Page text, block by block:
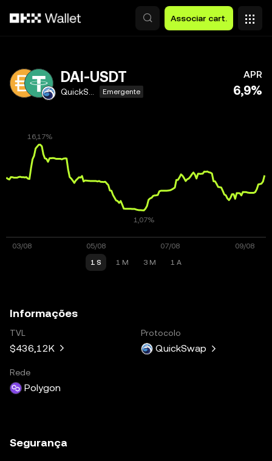
Associar cart.
DAI-USDT
Emergente
APR
6,9%
1 S 1 M 3 M 1 A
Informações
TVL
$436,12K
Protocolo
QuickSwap
Rede
Polygon
Segurança